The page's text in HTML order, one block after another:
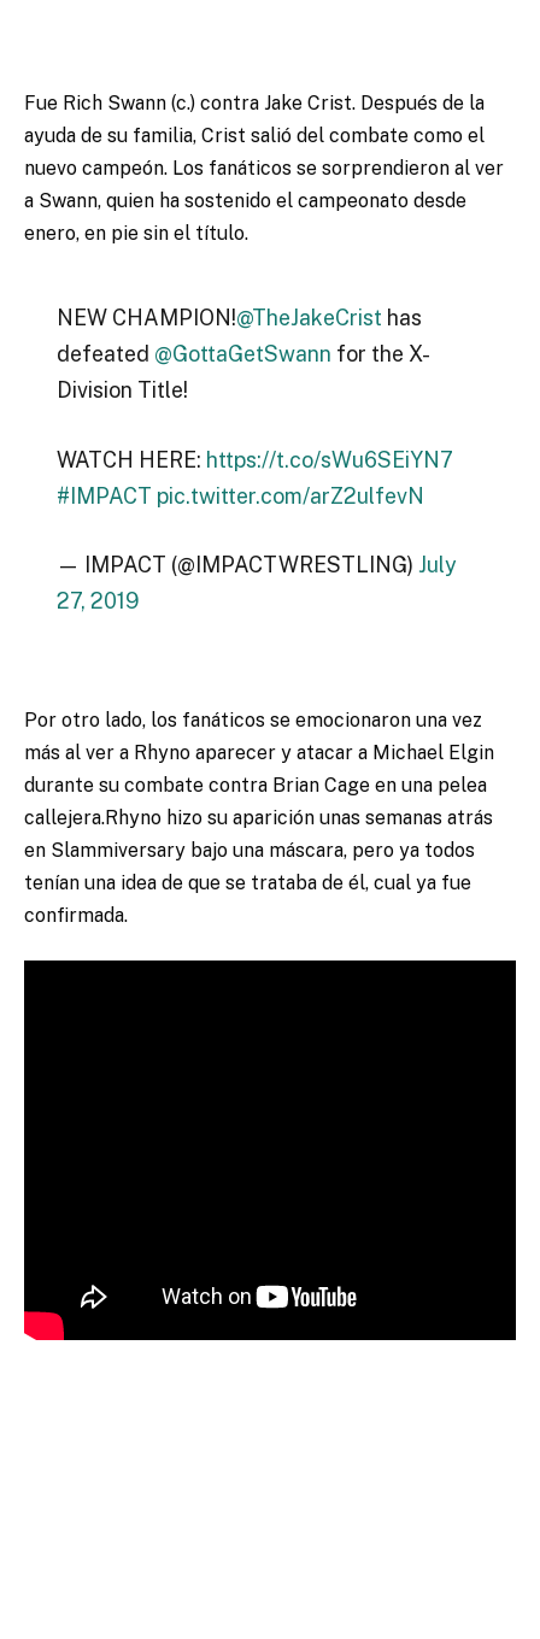
Fue Rich Swann (c.) contra Jake Crist. Después de la
ayuda de su familia, Crist salió del combate como el
nuevo campeón. Los fanáticos se sorprendieron al ver
a Swann, quien ha sostenido el campeonato desde
enero, en pie sin el título.
NEW CHAMPION!@TheJakeCrist has
defeated @GottaGetSwann for the X-
Division Title!
WATCH HERE: https://t.co/sWu6SEiYN7
#IMPACT pic.twitter.com/arZ2ulfevN
— IMPACT (@IMPACTWRESTLING) July
27, 2019
Por otro lado, los fanáticos se emocionaron una vez
más al ver a Rhyno aparecer y atacar a Michael Elgin
durante su combate contra Brian Cage en una pelea
callejera.Rhyno hizo su aparición unas semanas atrás
en Slammiversary bajo una máscara, pero ya todos
tenían una idea de que se trataba de él, cual ya fue
confirmada.